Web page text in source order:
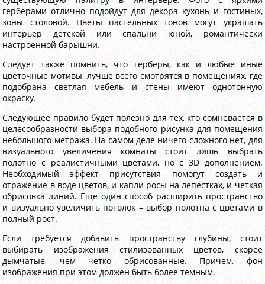
герберами отлично подойдут для декора кухонь и гостиных,
зоны столовой. Цветы пастельных тонов могут украшать
интерьер детской или спальни юной, романтически
настроенной барышни.
Следует также помнить, что герберы, как и любые иные
цветочные мотивы, лучше всего смотрятся в помещениях, где
подобрана светлая мебель и стены имеют однотонную
окраску.
Следующее правило будет полезно для тех, кто сомневается в
целесообразности выбора подобного рисунка для помещения
небольшого метража. На самом деле ничего сложного нет, для
визуального увеличения комнаты стоит лишь выбрать
полотно с реалистичными цветами, но с 3D дополнением.
Необходимый эффект присутствия помогут создать и
отражение в воде цветов, и капли росы на лепестках, и четкая
обрисовка линий. Еще один способ расширить пространство
и визуально увеличить потолок – выбор полотна с цветами в
полный рост.
Если требуется добавить пространству глубины, стоит
выбирать изображения стилизованных цветов, скорее
дымчатые, чем четко обрисованные. Причем, фон
изображения при этом должен быть более темным.